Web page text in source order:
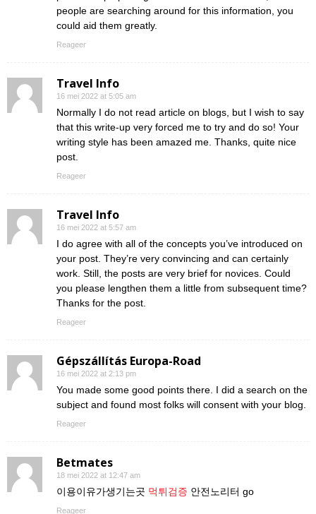
people are searching around for this information, you
could aid them greatly.
Reageer
Travel Info
16 mei 2022 at 5:05 am
Normally I do not read article on blogs, but I wish to say
that this write-up very forced me to try and do so! Your
writing style has been amazed me. Thanks, quite nice
post.
Reageer
Travel Info
16 mei 2022 at 5:57 am
I do agree with all of the concepts you’ve introduced on
your post. They’re very convincing and can certainly
work. Still, the posts are very brief for novices. Could
you please lengthen them a little from subsequent time?
Thanks for the post.
Reageer
Gépszállítás Europa-Road
16 mei 2022 at 2:13 pm
You made some good points there. I did a search on the
subject and found most folks will consent with your blog.
Reageer
Betmates
18 mei 2022 at 12:47 am
이용이유가생기는곳 먹튀검증 안전노리터 go
Reageer